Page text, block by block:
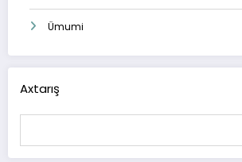
Ümumi
Axtarış